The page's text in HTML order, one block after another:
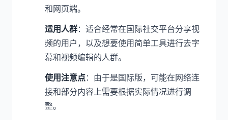
和网页端。
适用人群：适合经常在国际社交平台分享视
频的用户，以及想要使用简单工具进行去字
幕和视频编辑的人群。
使用注意点：由于是国际版，可能在网络连
接和部分内容上需要根据实际情况进行调
整。